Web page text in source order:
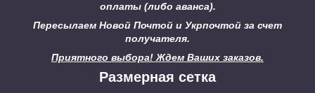
оплаты (либо аванса).
Пересылаем Новой Почтой и Укрпочтой за счет
получателя.
Приятного выбора! Ждем Ваших заказов.
Размерная сетка